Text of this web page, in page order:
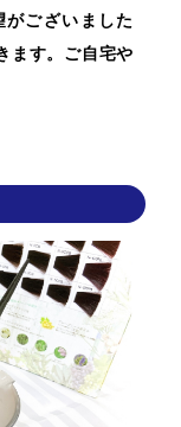
ございました
ます。ご自宅や